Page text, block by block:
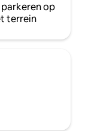
op
terrein